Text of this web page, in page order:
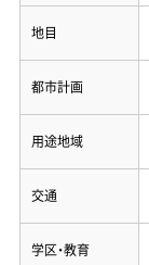
地目
都市計画
用途地域
交通
学区・教育